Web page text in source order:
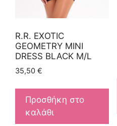
R.R. EXOTIC
GEOMETRY MINI
DRESS BLACK M/L
35,50 €
Προσθήκη στο
καλάθι